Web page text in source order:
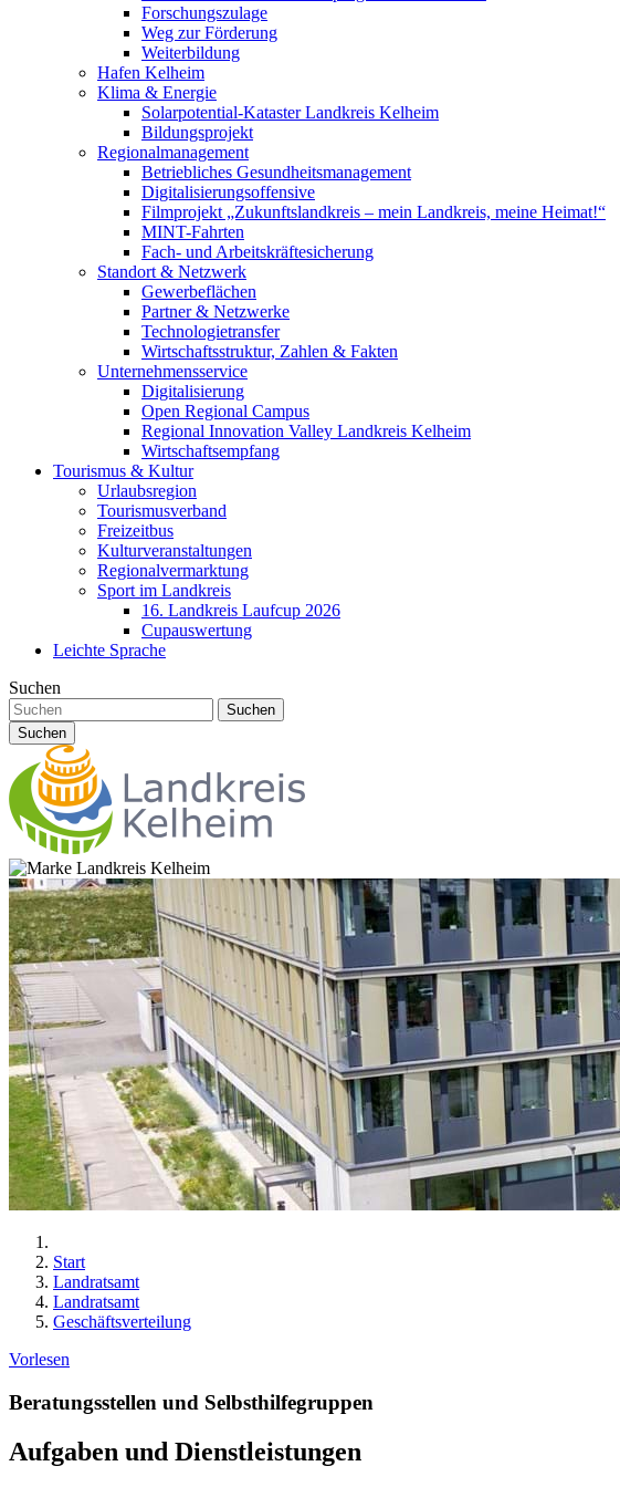
Forschungszulage
Weg zur Förderung
Weiterbildung
Hafen Kelheim
Klima & Energie
Solarpotential-Kataster Landkreis Kelheim
Bildungsprojekt
Regionalmanagement
Betriebliches Gesundheitsmanagement
Digitalisierungsoffensive
Filmprojekt „Zukunftslandkreis – mein Landkreis, meine Heimat!“
MINT-Fahrten
Fach- und Arbeitskräftesicherung
Standort & Netzwerk
Gewerbeflächen
Partner & Netzwerke
Technologietransfer
Wirtschaftsstruktur, Zahlen & Fakten
Unternehmensservice
Digitalisierung
Open Regional Campus
Regional Innovation Valley Landkreis Kelheim
Wirtschaftsempfang
Tourismus & Kultur
Urlaubsregion
Tourismusverband
Freizeitbus
Kulturveranstaltungen
Regionalvermarktung
Sport im Landkreis
16. Landkreis Laufcup 2026
Cupauswertung
Leichte Sprache
Suchen
Suchen
Suchen
Start
Landratsamt
Landratsamt
Geschäftsverteilung
Vorlesen
Beratungsstellen und Selbsthilfegruppen
Aufgaben und Dienstleistungen